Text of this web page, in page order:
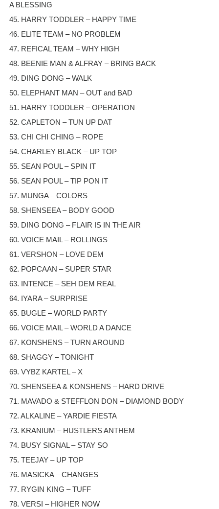
A BLESSING
45. HARRY TODDLER – HAPPY TIME
46. ELITE TEAM – NO PROBLEM
47. REFICAL TEAM – WHY HIGH
48. BEENIE MAN & ALFRAY – BRING BACK
49. DING DONG – WALK
50. ELEPHANT MAN – OUT and BAD
51. HARRY TODDLER – OPERATION
52. CAPLETON – TUN UP DAT
53. CHI CHI CHING – ROPE
54. CHARLEY BLACK – UP TOP
55. SEAN POUL – SPIN IT
56. SEAN POUL – TIP PON IT
57. MUNGA – COLORS
58. SHENSEEA – BODY GOOD
59. DING DONG – FLAIR IS IN THE AIR
60. VOICE MAIL – ROLLINGS
61. VERSHON – LOVE DEM
62. POPCAAN – SUPER STAR
63. INTENCE – SEH DEM REAL
64. IYARA – SURPRISE
65. BUGLE – WORLD PARTY
66. VOICE MAIL – WORLD A DANCE
67. KONSHENS – TURN AROUND
68. SHAGGY – TONIGHT
69. VYBZ KARTEL – X
70. SHENSEEA & KONSHENS – HARD DRIVE
71. MAVADO & STEFFLON DON – DIAMOND BODY
72. ALKALINE – YARDIE FIESTA
73. KRANIUM – HUSTLERS ANTHEM
74. BUSY SIGNAL – STAY SO
75. TEEJAY – UP TOP
76. MASICKA – CHANGES
77. RYGIN KING – TUFF
78. VERSI – HIGHER NOW